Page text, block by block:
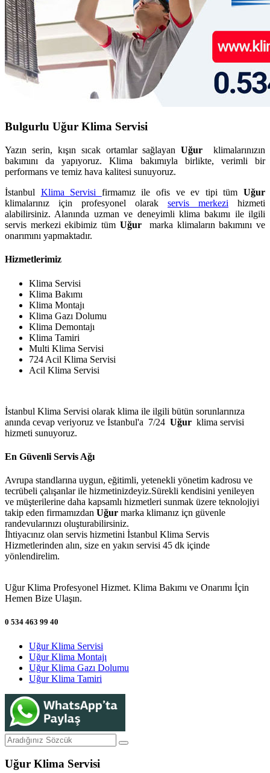
Bulgurlu Uğur Klima Servisi
Yazın serin, kışın sıcak ortamlar sağlayanUğur klimalarınızın
bakımını da yapıyoruz. Klima bakımıyla birlikte, verimli bir
performans ve temiz hava kalitesi sunuyoruz.
İstanbul Klima Servisi firmamız ile ofis ve ev tipi tümUğur
klimalarınız için profesyonel olarak servis merkezi hizmeti
alabilirsiniz. Alanında uzman ve deneyimli klima bakımı ile ilgili
servis merkezi ekibimiz tüm Uğurmarka klimaların bakımını ve
onarımını yapmaktadır.
Hizmetlerimiz
Klima Servisi
Klima Bakımı
Klima Montajı
Klima Gazı Dolumu
Klima Demontajı
Klima Tamiri
Multi Klima Servisi
724 Acil Klima Servisi
Acil Klima Servisi
İstanbul Klima Servisi olarak klima ile ilgili bütün sorunlarınıza
anında cevap veriyoruz ve İstanbul'a 7/24 Uğur klima servisi
hizmeti sunuyoruz.
En Güvenli Servis Ağı
Avrupa standlarına uygun, eğitimli, yetenekli yönetim kadrosu ve
tecrübeli çalışanlar ile hizmetinizdeyiz.Sürekli kendisini yenileyen
ve müşterilerine daha kapsamlı hizmetleri sunmak üzere teknolojiyi
takip eden firmamızdan Uğur marka klimanız içn güvenle
randevularınızı oluşturabilirsiniz.
İhtiyacınız olan servis hizmetini İstanbul Klima Servis
Hizmetlerinden alın, size en yakın servisi 45 dk içinde
yönlendirelim.
Uğur Klima Profesyonel Hizmet. Klima Bakımı ve Onarımı İçin
Hemen Bize Ulaşın.
0 534 463 99 40
Uğur Klima Servisi
Uğur Klima Montajı
Uğur Klima Gazı Dolumu
Uğur Klima Tamiri
Uğur Klima Servisi